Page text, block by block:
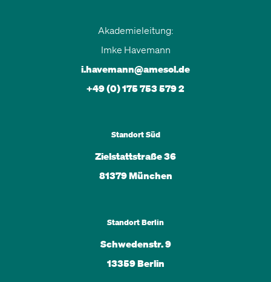
Akademieleitung:
Imke Havemann
i.havemann@amesol.de
+49 (0) 175 753 579 2
Standort Süd
Zielstattstraße 36
81379 München
Standort Berlin
Schwedenstr. 9
13359 Berlin